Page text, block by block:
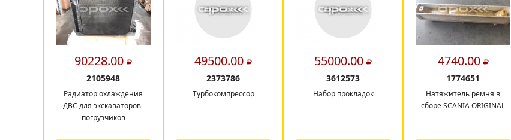
90228.00
2105948
Радиатор охлаждения
ДВС для экскаваторов-
погрузчиков
49500.00
2373786
Турбокомпрессор
55000.00
3612573
Набор прокладок
4740.00
1774651
Натяжитель ремня в
сборе SCANIA ORIGINAL